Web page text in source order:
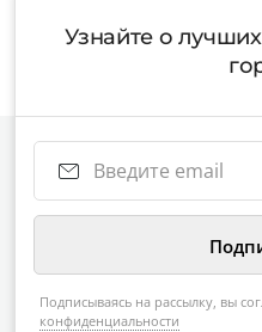
Узнайте о
Подписываясь на рассылку, вы
конфиденциальности